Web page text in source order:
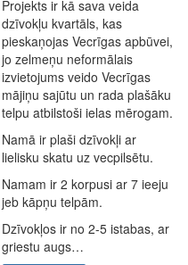
Projekts ir kā sava veida
dzīvokļu kvartāls, kas
pieskaņojas Vecrīgas apbūvei,
jo zelmeņu neformālais
izvietojums veido Vecrīgas
mājiņu sajūtu un rada plašāku
telpu atbilstoši ielas mērogam.
Namā ir plaši dzīvokļi ar
lielisku skatu uz vecpilsētu.
Namam ir 2 korpusi ar 7 ieeju
jeb kāpņu telpām.
Dzīvokļos ir no 2-5 istabas, ar
griestu augs…